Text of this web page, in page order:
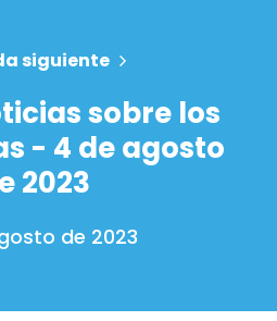
siguiente
sobre los
- 4 de agosto
2023
de 2023